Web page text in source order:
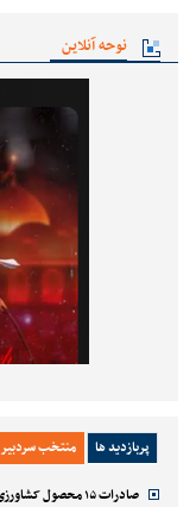
نوحه آنلاین
پربازدید ها منتخب سردبیر
صادرات ۱۵ محصول کشاورزی آزاد شد+ جدول